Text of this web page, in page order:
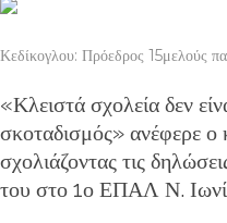
Κεδίκογλου: Πρόεδρος 15μελούς
«Κλειστά σχολεία δεν
σκοταδισμός» ανέφερε ο
σχολιάζοντας τις
του στο 1ο ΕΠΑΛ Ν.